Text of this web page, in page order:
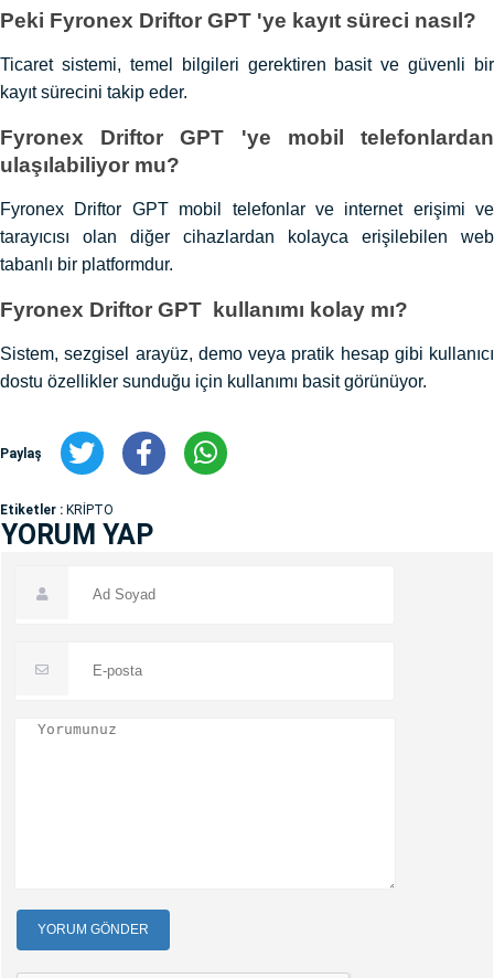
Peki Fyronex Driftor GPT 'ye kayıt süreci nasıl?
Ticaret sistemi, temel bilgileri gerektiren basit ve güvenli bir
kayıt sürecini takip eder.
Fyronex Driftor GPT 'ye mobil telefonlardan
ulaşılabiliyor mu?
Fyronex Driftor GPT mobil telefonlar ve internet erişimi ve
tarayıcısı olan diğer cihazlardan kolayca erişilebilen web
tabanlı bir platformdur.
Fyronex Driftor GPT kullanımı kolay mı?
Sistem, sezgisel arayüz, demo veya pratik hesap gibi kullanıcı
dostu özellikler sunduğu için kullanımı basit görünüyor.
Paylaş
Etiketler : KRİPTO
YORUM YAP
YORUM GÖNDER